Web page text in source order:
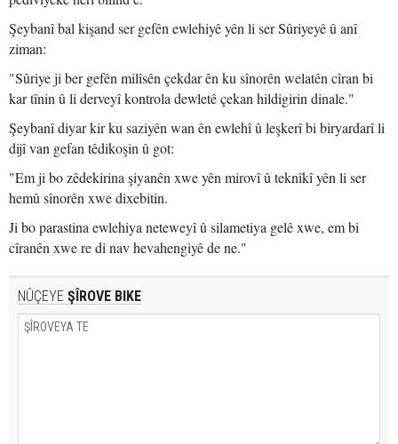
Şeybanî bal kişand ser gefên ewlehiyê yên li ser Sûriyeyê û anî
ziman:
"Sûriye ji ber gefên milîsên çekdar ên ku sînorên welatên cîran bi
kar tînin û li derveyî kontrola dewletê çekan hildigirin dinale."
Şeybanî diyar kir ku saziyên wan ên ewlehî û leşkerî bi biryardarî li
dijî van gefan têdikoşin û got:
"Em ji bo zêdekirina şiyanên xwe yên mirovî û teknîkî yên li ser
hemû sînorên xwe dixebitin.
Ji bo parastina ewlehiya neteweyî û silametiya gelê xwe, em bi
cîranên xwe re di nav hevahengiyê de ne."
NÛÇEYE ŞÎROVE BIKE